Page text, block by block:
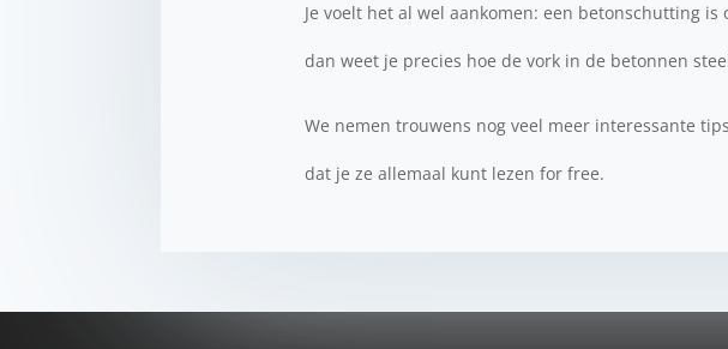
Je voelt het al wel aankomen: een betonschutting
dan weet je precies hoe de vork in de betonnen
We nemen trouwens nog veel meer interessante
dat je ze allemaal kunt lezen for free.